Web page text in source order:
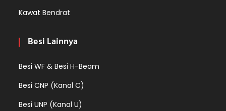
Kawat Bendrat
Besi Lainnya
Besi WF & Besi H-Beam
Besi CNP (Kanal C)
Besi UNP (Kanal U)